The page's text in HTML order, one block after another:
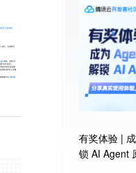
有奖体验 |
锁 AI Agent